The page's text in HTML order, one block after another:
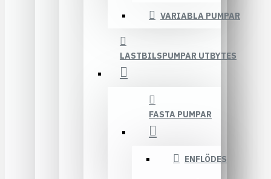
VARIABLA PUMPAR
LASTBILSPUMPAR UTBYTES
FASTA PUMPAR
ENFLÖDES